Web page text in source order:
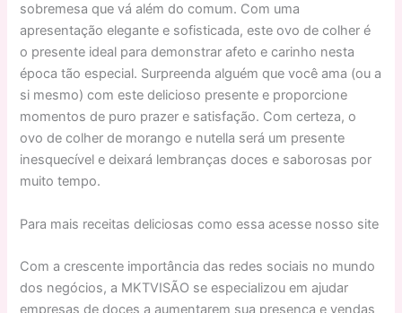
sobremesa que vá além do comum. Com uma
apresentação elegante e sofisticada, este ovo de colher é
o presente ideal para demonstrar afeto e carinho nesta
época tão especial. Surpreenda alguém que você ama (ou a
si mesmo) com este delicioso presente e proporcione
momentos de puro prazer e satisfação. Com certeza, o
ovo de colher de morango e nutella será um presente
inesquecível e deixará lembranças doces e saborosas por
muito tempo.
Para mais receitas deliciosas como essa acesse nosso site
Com a crescente importância das redes sociais no mundo
dos negócios, a MKTVISÃO se especializou em ajudar
empresas de doces a aumentarem sua presença e vendas